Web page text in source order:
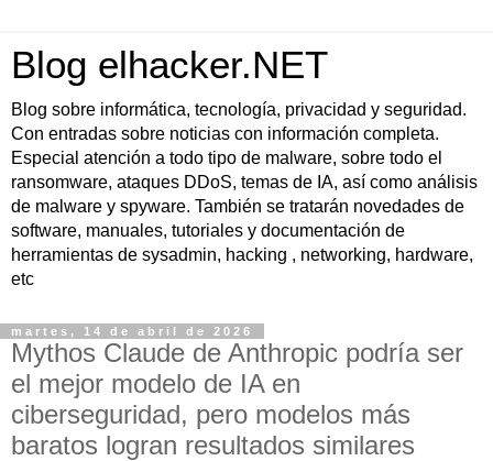
Blog elhacker.NET
Blog sobre informática, tecnología, privacidad y seguridad.
Con entradas sobre noticias con información completa.
Especial atención a todo tipo de malware, sobre todo el
ransomware, ataques DDoS, temas de IA, así como análisis
de malware y spyware. También se tratarán novedades de
software, manuales, tutoriales y documentación de
herramientas de sysadmin, hacking , networking, hardware,
etc
martes, 14 de abril de 2026
Mythos Claude de Anthropic podría ser
el mejor modelo de IA en
ciberseguridad, pero modelos más
baratos logran resultados similares